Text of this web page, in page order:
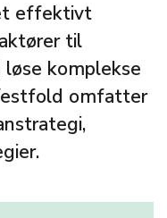
effektivt
til
komplekse
omfatter